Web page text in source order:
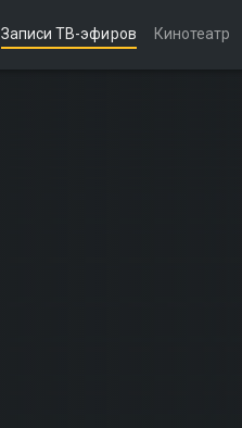
Записи ТВ-эфиров Кинотеатр